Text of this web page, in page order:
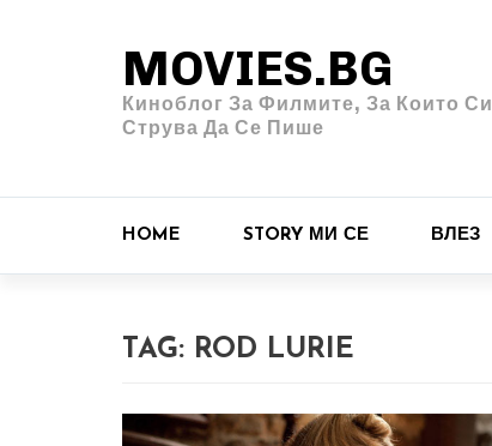
MOVIES.BG
Киноблог За Филмите, За Които Си
Струва Да Се Пише
HOME STORY МИ СЕ ВЛЕЗ
TAG: ROD LURIE